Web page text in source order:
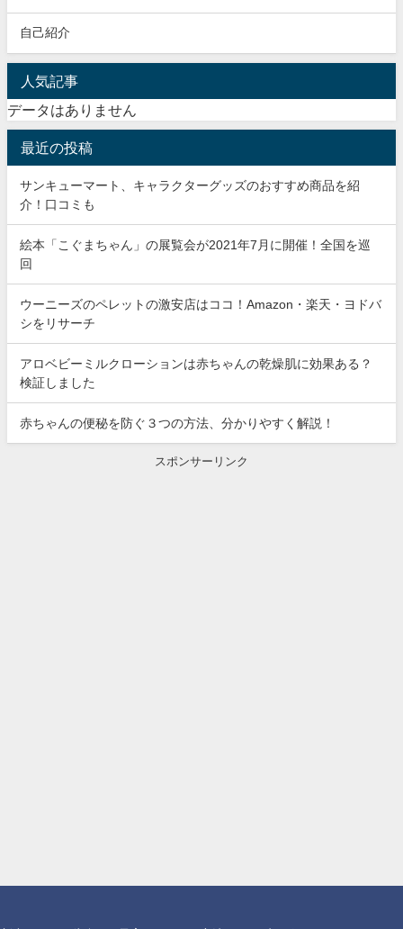
自己紹介
人気記事
データはありません
最近の投稿
サンキューマート、キャラクターグッズのおすすめ商品を紹
介！口コミも
絵本「こぐまちゃん」の展覧会が2021年7月に開催！全国を巡
回
ウーニーズのペレットの激安店はココ！Amazon・楽天・ヨドバ
シをリサーチ
アロベビーミルクローションは赤ちゃんの乾燥肌に効果ある？
検証しました
赤ちゃんの便秘を防ぐ３つの方法、分かりやすく解説！
スポンサーリンク